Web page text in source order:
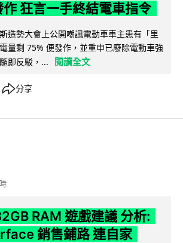
狂言一手終結電車指令
造勢大會上公開嘲諷電動車車主患有「里
量剩 75% 便發作，並重申已廢除電動車強
即反駁，...
閱讀全文
分享
RAM 遊戲建議 分析:
銷售鋪路 連自家